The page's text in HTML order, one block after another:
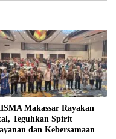
Makassar Rayakan
Teguhkan Spirit
dan Kebersamaan